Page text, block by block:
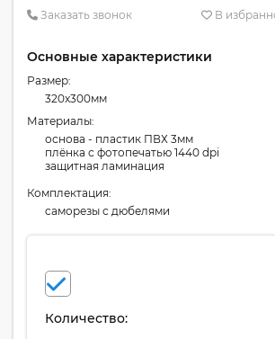
Заказать звонок
В
Основные характеристики
Размер:
320x300мм
Материалы:
основа - пластик ПВХ 3мм
плёнка с фотопечатью 1440 dpi
защитная ламинация
Комплектация:
cаморезы с дюбелями
Количество: